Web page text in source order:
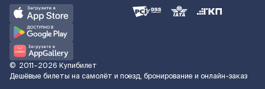
© 2011–2026 Купибилет
Дешёвые билеты на самолёт и поезд, бронирование и онлайн-заказ